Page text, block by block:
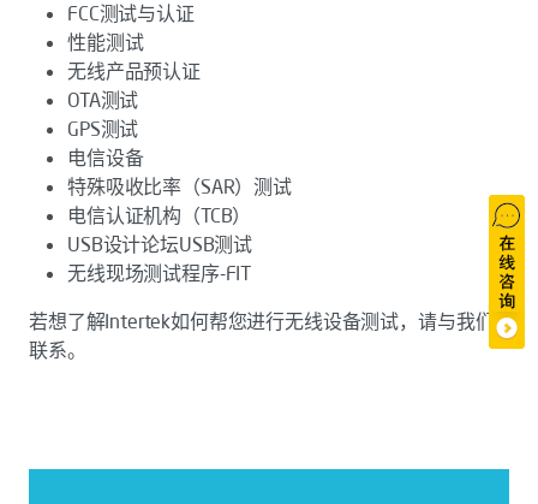
FCC测试与认证
性能测试
无线产品预认证
OTA测试
GPS测试
电信设备
特殊吸收比率（SAR）测试
电信认证机构（TCB）
USB设计论坛USB测试
无线现场测试程序-FIT
若想了解Intertek如何帮您进行无线设备测试，请与我们
联系。